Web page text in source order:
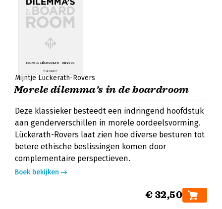
Mijntje Lückerath-Rovers
Morele dilemma's in de boardroom
Deze klassieker besteedt een indringend hoofdstuk
aan genderverschillen in morele oordeelsvorming.
Lückerath-Rovers laat zien hoe diverse besturen tot
betere ethische beslissingen komen door
complementaire perspectieven.
Boek bekijken
€ 32,50